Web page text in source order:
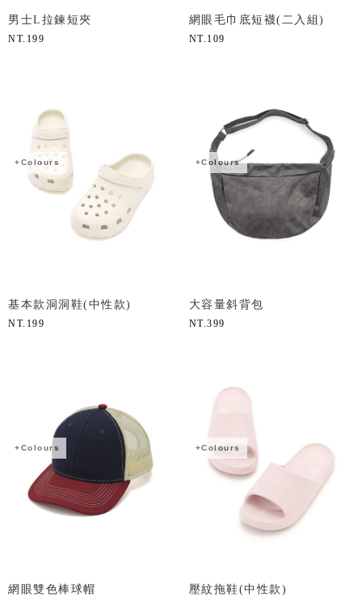
男士L拉鍊短夾
NT. 199
網眼毛巾底短襪(二入組)
NT. 109
+Colours
基本款洞洞鞋(中性款)
NT. 199
+Colours
大容量斜背包
NT.399
+Colours
網眼雙色棒球帽
+Colours
壓紋拖鞋(中性款)